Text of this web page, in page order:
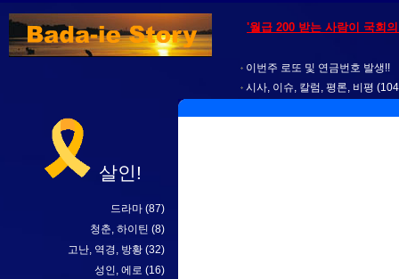
'월급 200 받는 사람이 국회
이번주 로또 및 연금번호 발생!!
시사, 이슈, 칼럼, 평론, 비평
살인!
드라마 (87)
청춘, 하이틴 (8)
고난, 역경, 방황 (32)
성인, 에로 (16)